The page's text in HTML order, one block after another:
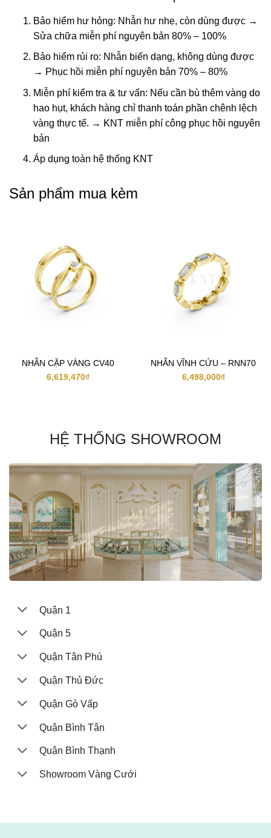
Bảo hiểm hư hỏng: Nhẫn hư nhẹ, còn dùng được →
Sửa chữa miễn phí nguyên bản 80% – 100%
Bảo hiểm rủi ro: Nhẫn biến dạng, không dùng được
→ Phục hồi miễn phí nguyên bản 70% – 80%
Miễn phí kiểm tra & tư vấn: Nếu cần bù thêm vàng do
hao hụt, khách hàng chỉ thanh toán phần chênh lệch
vàng thực tế. → KNT miễn phí công phục hồi nguyên
bản
Áp dụng toàn hệ thống KNT
Sản phẩm mua kèm
NHẪN CẶP VÀNG CV40
6,619,470₫
NHẪN VĨNH CỬU – RNN70
6,498,000₫
HỆ THỐNG SHOWROOM
Quận 1
Quận 5
Quận Tân Phú
Quận Thủ Đức
Quận Gò Vấp
Quận Bình Tân
Quận Bình Thạnh
Showroom Vàng Cưới